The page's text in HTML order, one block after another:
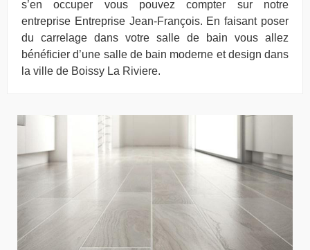
s’en occuper vous pouvez compter sur notre
entreprise Entreprise Jean-François. En faisant poser
du carrelage dans votre salle de bain vous allez
bénéficier d’une salle de bain moderne et design dans
la ville de Boissy La Riviere.